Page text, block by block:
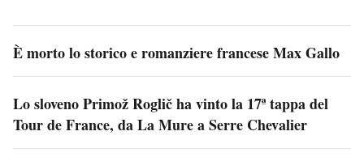
È morto lo storico e romanziere francese Max Gallo
Lo sloveno Primož Roglič ha vinto la 17ª tappa del
Tour de France, da La Mure a Serre Chevalier